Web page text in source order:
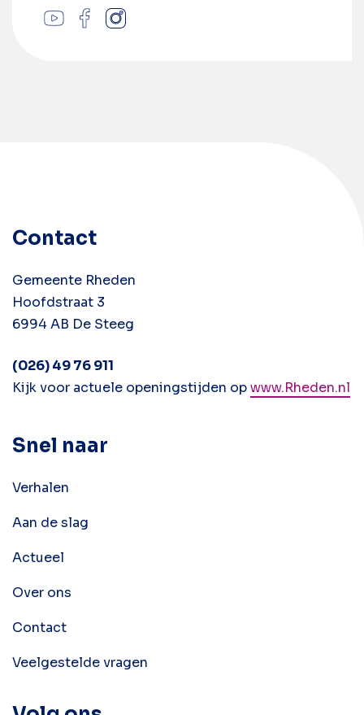
Contact
Gemeente Rheden
Hoofdstraat 3
6994 AB De Steeg
(026) 49 76 911
Kijk voor actuele openingstijden opwww.Rheden.nl
Snel naar
Verhalen
Aan de slag
Actueel
Over ons
Contact
Veelgestelde vragen